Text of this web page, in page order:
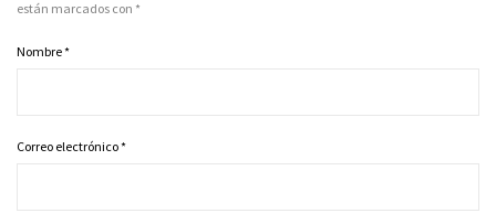
están marcados con *
Nombre*
Correo electrónico*